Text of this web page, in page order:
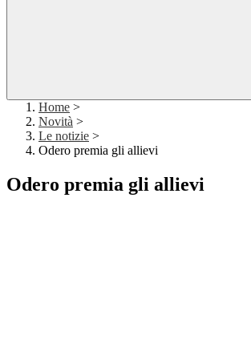
Home >
Novità >
Le notizie >
Odero premia gli allievi
Odero premia gli allievi